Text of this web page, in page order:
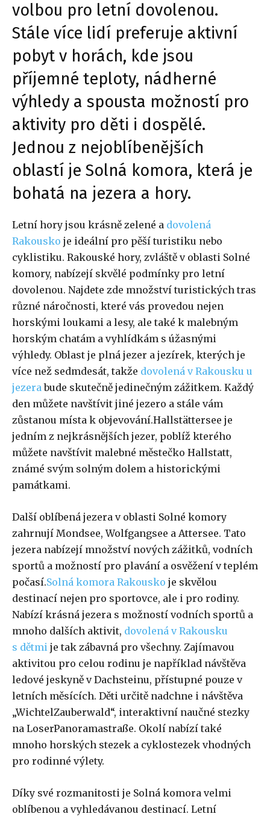
volbou pro letní dovolenou.
Stále více lidí preferuje aktivní
pobyt v horách, kde jsou
příjemné teploty, nádherné
výhledy a spousta možností pro
aktivity pro děti i dospělé.
Jednou z nejoblíbenějších
oblastí je Solná komora, která je
bohatá na jezera a hory.
Letní hory jsou krásně zelené a dovolená
Rakousko je ideální pro pěší turistiku nebo
cyklistiku. Rakouské hory, zvláště v oblasti Solné
komory, nabízejí skvělé podmínky pro letní
dovolenou. Najdete zde množství turistických tras
různé náročnosti, které vás provedou nejen
horskými loukami a lesy, ale také k malebným
horským chatám a vyhlídkám s úžasnými
výhledy. Oblast je plná jezer a jezírek, kterých je
více než sedmdesát, takže dovolená v Rakousku u
jezerabude skutečně jedinečným zážitkem. Každý
den můžete navštívit jiné jezero a stále vám
zůstanou místa k objevování.Hallstättersee je
jedním z nejkrásnějších jezer, poblíž kterého
můžete navštívit malebné městečko Hallstatt,
známé svým solným dolem a historickými
památkami.
Další oblíbená jezera v oblasti Solné komory
zahrnují Mondsee, Wolfgangsee a Attersee. Tato
jezera nabízejí množství nových zážitků, vodních
sportů a možností pro plavání a osvěžení v teplém
počasí.Solná komora Rakousko je skvělou
destinací nejen pro sportovce, ale i pro rodiny.
Nabízí krásná jezera s možností vodních sportů a
mnoho dalších aktivit, dovolená v Rakousku
s dětmi je tak zábavná pro všechny. Zajímavou
aktivitou pro celou rodinu je například návštěva
ledové jeskyně v Dachsteinu, přístupné pouze v
letních měsících. Děti určitě nadchne i návštěva
„WichtelZauberwald“, interaktivní naučné stezky
na LoserPanoramastraße. Okolí nabízí také
mnoho horských stezek a cyklostezek vhodných
pro rodinné výlety.
Díky své rozmanitosti je Solná komora velmi
oblíbenou a vyhledávanou destinací. Letní